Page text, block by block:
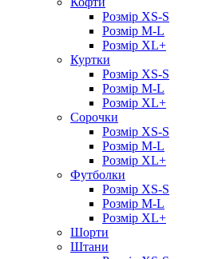
Розмір XS-S
Розмір M-L
Розмір XL+
Куртки
Розмір XS-S
Розмір M-L
Розмір XL+
Сорочки
Розмір XS-S
Розмір M-L
Розмір XL+
Футболки
Розмір XS-S
Розмір M-L
Розмір XL+
Шорти
Штани